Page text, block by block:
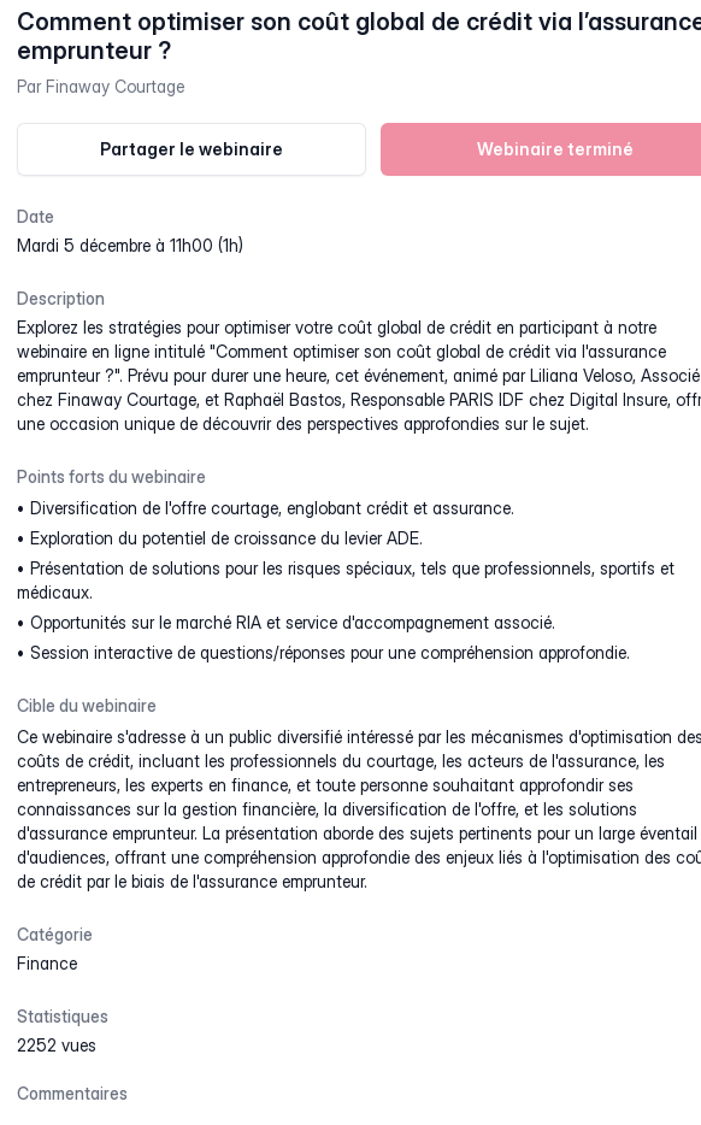
Comment optimiser son coût global de crédit via
emprunteur ?
ParFinaway Courtage
Partager le webinaire Webinaire terminé
Date
mardi 5 décembre à 11h00 (1h)
Description
Explorez les stratégies pour optimiser votre coût global de crédit en participant à notre
webinaire en ligne intitulé "Comment optimiser son coût global de crédit via l'assurance
emprunteur ?". Prévu pour durer une heure, cet événement, animé par Liliana Veloso, Associé
chez Finaway Courtage, et Raphaël Bastos, Responsable PARIS IDF chez Digital Insure,
une occasion unique de découvrir des perspectives approfondies sur le sujet.
Points forts du webinaire
Diversification de l'offre courtage, englobant crédit et assurance.
Exploration du potentiel de croissance du levier ADE.
Présentation de solutions pour les risques spéciaux, tels que professionnels, sportifs et
médicaux.
Opportunités sur le marché RIA et service d'accompagnement associé.
Session interactive de questions/réponses pour une compréhension approfondie.
Cible du webinaire
Ce webinaire s'adresse à un public diversifié intéressé par les mécanismes d'optimisation
coûts de crédit, incluant les professionnels du courtage, les acteurs de l'assurance, les
entrepreneurs, les experts en finance, et toute personne souhaitant approfondir ses
connaissances sur la gestion financière, la diversification de l'offre, et les solutions
d'assurance emprunteur. La présentation aborde des sujets pertinents pour un large éventail
d'audiences, offrant une compréhension approfondie des enjeux liés à l'optimisation des
de crédit par le biais de l'assurance emprunteur.
Catégorie
Finance
Statistiques
2252 vues
Commentaires